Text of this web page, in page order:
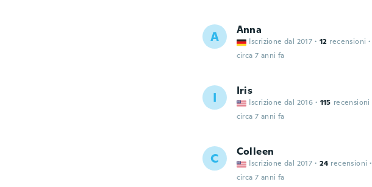
A Anna
Iscrizione dal 2017 · 12 recensioni ·
circa 7 anni fa
I Iris
Iscrizione dal 2016 · 115 recensioni
circa 7 anni fa
C Colleen
Iscrizione dal 2017 · 24 recensioni ·
circa 7 anni fa